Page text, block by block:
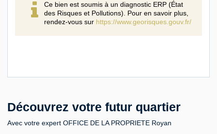
Ce bien est soumis à un diagnostic ERP (État
des Risques et Pollutions). Pour en savoir plus,
rendez-vous sur https://www.georisques.gouv.fr/
Découvrez votre futur quartier
Avec votre expert OFFICE DE LA PROPRIETE Royan